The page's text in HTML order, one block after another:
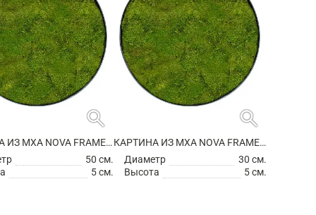
search
КАРТИНА ИЗ МХА NOVA FRAME ANTHRACITE-CONCRETE 100% FLAT MOSS
50 см.
5 см.
search
КАРТИНА ИЗ МХА NOVA FRAME ANTHRACITE-CONCRETE 100% FLAT MOSS
Диаметр
30 см.
Высота
5 см.